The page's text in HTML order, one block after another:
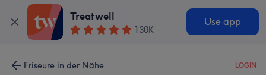
Treatwell
130K
Use app
Friseure in der Nähe LOGIN